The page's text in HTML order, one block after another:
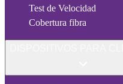
Test de Velocidad
Cobertura fibra